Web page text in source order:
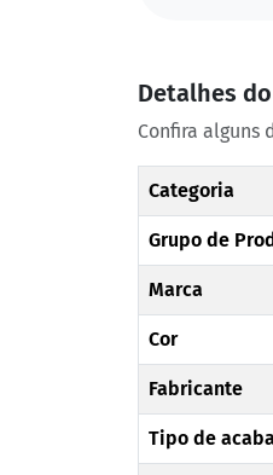
Detalhes
Confira
Categoria
Grupo de
Marca
Cor
Fabricante
Tipo de